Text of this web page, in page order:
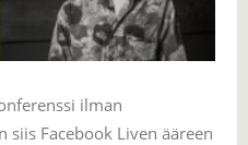
ilman
Facebook Liven ääreen